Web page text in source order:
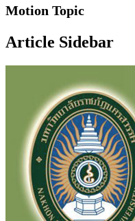
Motion Topic
Article Sidebar